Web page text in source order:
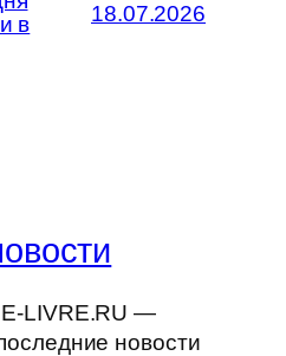
в
18.07.2026
E-LIVRE.RU —
новости